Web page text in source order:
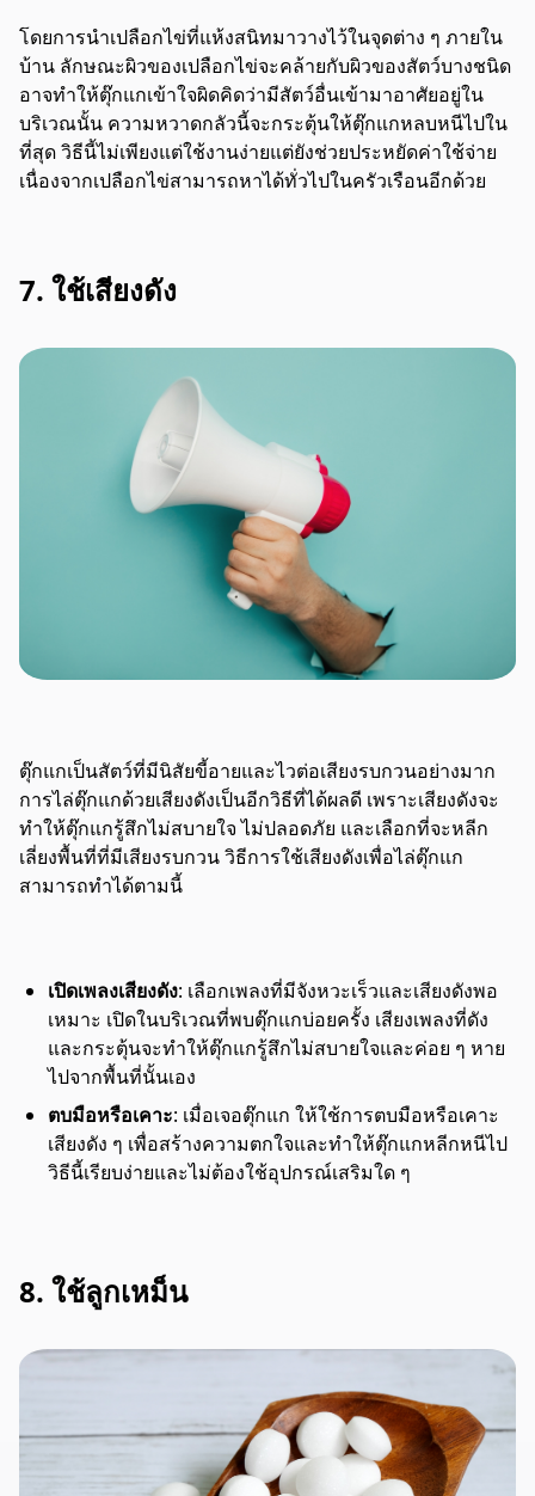
โดยการนำเปลือกไข่ที่แห้งสนิทมาวางไว้ในจุดต่าง ๆ ภายใน
บ้าน ลักษณะผิวของเปลือกไข่จะคล้ายกับผิวของสัตว์บางชนิด
อาจทำให้ตุ๊กแกเข้าใจผิดคิดว่ามีสัตว์อื่นเข้ามาอาศัยอยู่ใน
บริเวณนั้น ความหวาดกลัวนี้จะกระตุ้นให้ตุ๊กแกหลบหนีไปใน
ที่สุด วิธีนี้ไม่เพียงแต่ใช้งานง่ายแต่ยังช่วยประหยัดค่าใช้จ่าย
เนื่องจากเปลือกไข่สามารถหาได้ทั่วไปในครัวเรือนอีกด้วย
7. ใช้เสียงดัง
ตุ๊กแกเป็นสัตว์ที่มีนิสัยขี้อายและไวต่อเสียงรบกวนอย่างมาก
การไล่ตุ๊กแกด้วยเสียงดังเป็นอีกวิธีที่ได้ผลดี เพราะเสียงดังจะ
ทำให้ตุ๊กแกรู้สึกไม่สบายใจ ไม่ปลอดภัย และเลือกที่จะหลีก
เลี่ยงพื้นที่ที่มีเสียงรบกวน วิธีการใช้เสียงดังเพื่อไล่ตุ๊กแก
สามารถทำได้ตามนี้
เปิดเพลงเสียงดัง: เลือกเพลงที่มีจังหวะเร็วและเสียงดังพอ
เหมาะ เปิดในบริเวณที่พบตุ๊กแกบ่อยครั้ง เสียงเพลงที่ดัง
และกระตุ้นจะทำให้ตุ๊กแกรู้สึกไม่สบายใจและค่อย ๆ หาย
ไปจากพื้นที่นั้นเอง
ตบมือหรือเคาะ: เมื่อเจอตุ๊กแก ให้ใช้การตบมือหรือเคาะ
เสียงดัง ๆ เพื่อสร้างความตกใจและทำให้ตุ๊กแกหลีกหนีไป
วิธีนี้เรียบง่ายและไม่ต้องใช้อุปกรณ์เสริมใด ๆ
8. ใช้ลูกเหม็น